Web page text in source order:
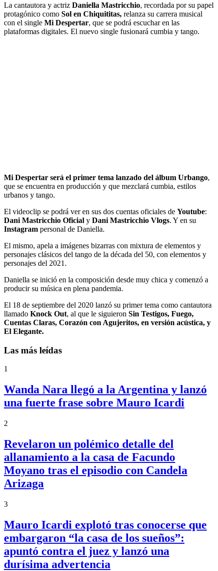
La cantautora y actriz Daniella Mastricchio, recordada por su papel
protagónico como Sol en Chiquititas, relanza su carrera musical
con el single Mi Despertar, que se podrá escuchar en las
plataformas digitales. El nuevo single fusionará cumbia y tango.
Mi Despertar será el primer tema lanzado del álbum Urbango,
que se encuentra en producción y que mezclará cumbia, estilos
urbanos y tango.
El videoclip se podrá ver en sus dos cuentas oficiales de Youtube:
Dani Mastricchio Oficial y Dani Mastricchio Vlogs. Y en su
Instagram personal de Daniella.
El mismo, apela a imágenes bizarras con mixtura de elementos y
personajes clásicos del tango de la década del 50, con elementos y
personajes del 2021.
Daniella se inició en la composición desde muy chica y comenzó a
producir su música en plena pandemia.
El 18 de septiembre del 2020 lanzó su primer tema como cantautora
llamado Knock Out, al que le siguieron Sin Testigos, Fuego,
Cuentas Claras, Corazón con Agujeritos, en versión acústica, y
El Elegante.
Las más leídas
1
Wanda Nara llegó a la Argentina y lanzó
una fuerte frase sobre Mauro Icardi
2
Revelaron un polémico detalle del
allanamiento a la casa de Facundo
Moyano tras el episodio con Candela
Arizaga
3
Mauro Icardi explotó tras conocerse que
embargaron “la casa de los sueños”:
apuntó contra el juez y lanzó una
durísima advertencia